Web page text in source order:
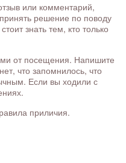
или комментарий,
решение по поводу
знать тем, кто только
от посещения. Напишите
что запомнилось, что
Если вы ходили с
приличия.